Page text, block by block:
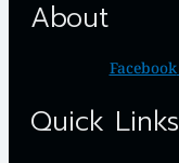
About
Facebook
Quick Links